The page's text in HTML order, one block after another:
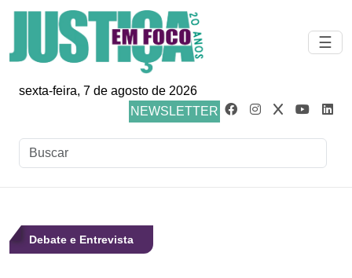
☰
sexta-feira, 7 de agosto de 2026
NEWSLETTER
Debate e Entrevista